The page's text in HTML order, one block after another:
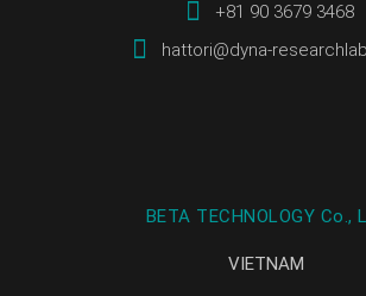
+81 90 3679 3468
hattori@dyna-
BETA TECHNOLOGY Co.,
VIETNAM